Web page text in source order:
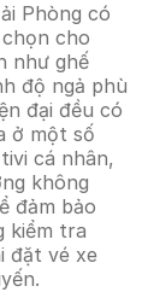
Phòng có
cho
như ghế
độ ngả phù
đại đều có
ở một số
cá nhân,
không
đảm bảo
kiểm tra
đặt vé xe